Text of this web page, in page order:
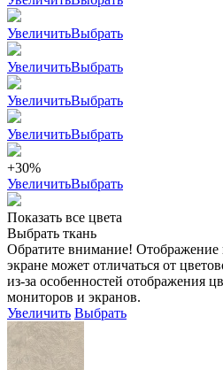
УвеличитьВыбрать
УвеличитьВыбрать
УвеличитьВыбрать
УвеличитьВыбрать
+30%
УвеличитьВыбрать
Показать все цвета
Выбрать ткань
Обратите внимание!
экране может отличаться от
из-за особенностей отображения
мониторов и экранов.
Увеличить Выбрать